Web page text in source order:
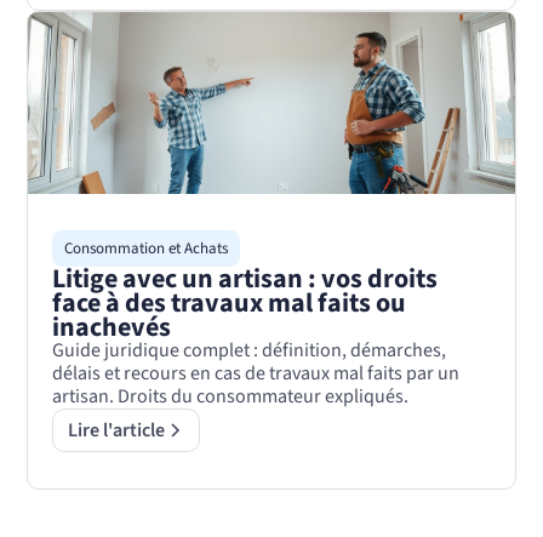
Consommation et Achats
Litige avec un artisan : vos droits
face à des travaux mal faits ou
inachevés
Guide juridique complet : définition, démarches,
délais et recours en cas de travaux mal faits par un
artisan. Droits du consommateur expliqués.
Lire l'article